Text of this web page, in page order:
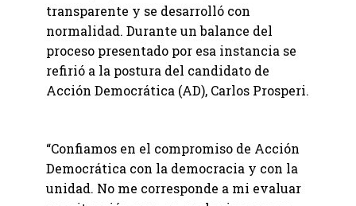
transparente y se desarrolló con
normalidad. Durante un balance del
proceso presentado por esa instancia se
refirió a la postura del candidato de
Acción Democrática (AD), Carlos Prosperi.
“Confiamos en el compromiso de Acción
Democrática con la democracia y con la
unidad. No me corresponde a mi evaluar